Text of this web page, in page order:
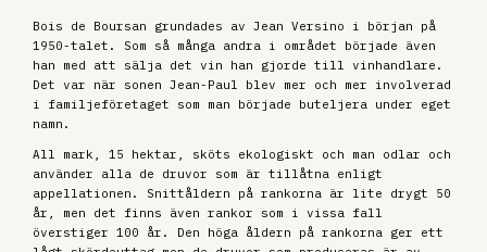
Bois de Boursan grundades av Jean Versino i början på
1950-talet. Som så många andra i området började även
han med att sälja det vin han gjorde till vinhandlare.
Det var när sonen Jean-Paul blev mer och mer involverad
i familjeföretaget som man började buteljera under eget
namn.
All mark, 15 hektar, sköts ekologiskt och man odlar och
använder alla de druvor som är tillåtna enligt
appellationen. Snittåldern på rankorna är lite drygt 50
år, men det finns även rankor som i vissa fall
överstiger 100 år. Den höga åldern på rankorna ger ett